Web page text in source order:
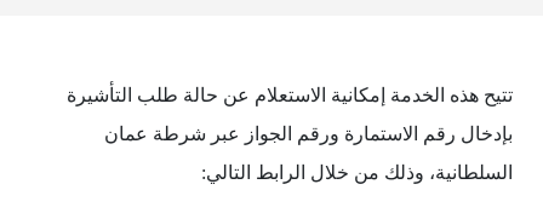
تتيح هذه الخدمة إمكانية الاستعلام عن حالة طلب التأشيرة
بإدخال رقم الاستمارة ورقم الجواز عبر شرطة عمان
السلطانية، وذلك من خلال الرابط التالي: